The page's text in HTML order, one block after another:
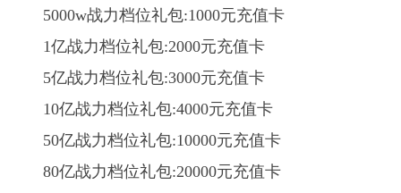
5000w战力档位礼包:1000元充值卡
1亿战力档位礼包:2000元充值卡
5亿战力档位礼包:3000元充值卡
10亿战力档位礼包:4000元充值卡
50亿战力档位礼包:10000元充值卡
80亿战力档位礼包:20000元充值卡